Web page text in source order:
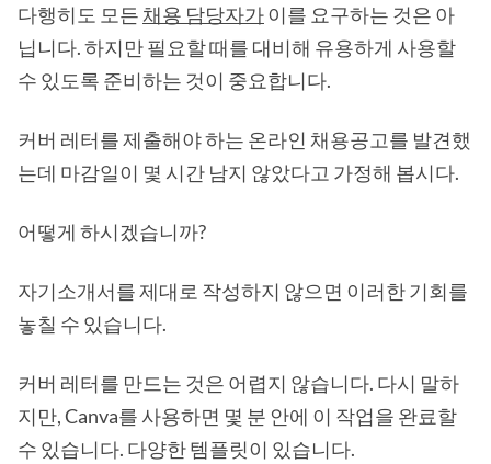
다행히도 모든 채용 담당자가이를 요구하는 것은 아
닙니다. 하지만 필요할 때를 대비해 유용하게 사용할
수 있도록 준비하는 것이 중요합니다.
커버 레터를 제출해야 하는 온라인 채용공고를 발견했
는데 마감일이 몇 시간 남지 않았다고 가정해 봅시다.
어떻게 하시겠습니까?
자기소개서를 제대로 작성하지 않으면 이러한 기회를
놓칠 수 있습니다.
커버 레터를 만드는 것은 어렵지 않습니다. 다시 말하
지만, Canva를 사용하면 몇 분 안에 이 작업을 완료할
수 있습니다. 다양한 템플릿이 있습니다.